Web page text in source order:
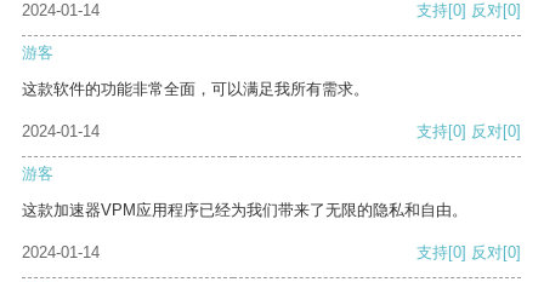
2024-01-14
支持[0] 反对[0]
游客
这款软件的功能非常全面，可以满足我所有需求。
2024-01-14 支持[0] 反对[0]
游客
这款加速器VPM应用程序已经为我们带来了无限的隐私和自由。
2024-01-14 支持[0] 反对[0]